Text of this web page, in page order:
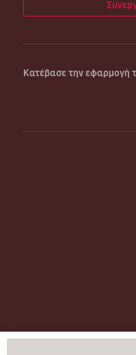
Κατέβασε την εφαρμογή